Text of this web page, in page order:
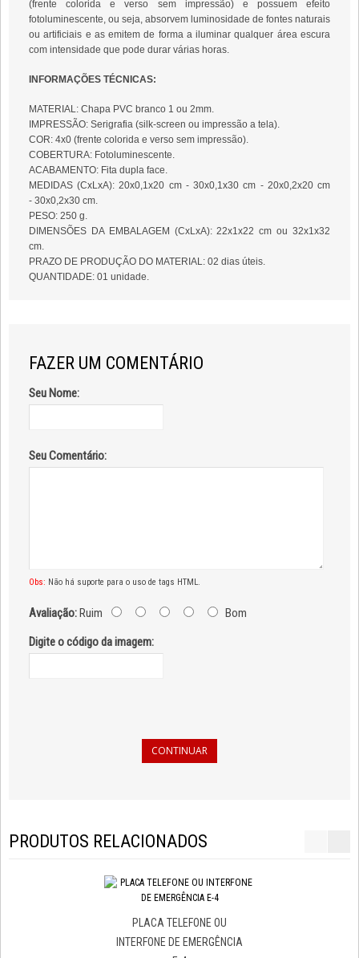
(frente colorida e verso sem impressão) e possuem efeito
fotoluminescente, ou seja, absorvem luminosidade de fontes naturais
ou artificiais e as emitem de forma a iluminar qualquer área escura
com intensidade que pode durar várias horas.
INFORMAÇÕES TÉCNICAS:
MATERIAL: Chapa PVC branco 1 ou 2mm.
IMPRESSÃO: Serigrafia (silk-screen ou impressão a tela).
COR: 4x0 (frente colorida e verso sem impressão).
COBERTURA: Fotoluminescente.
ACABAMENTO: Fita dupla face.
MEDIDAS (CxLxA): 20x0,1x20 cm - 30x0,1x30 cm - 20x0,2x20 cm
- 30x0,2x30 cm.
PESO: 250 g.
DIMENSÕES DA EMBALAGEM (CxLxA): 22x1x22 cm ou 32x1x32
cm.
PRAZO DE PRODUÇÃO DO MATERIAL: 02 dias úteis.
QUANTIDADE: 01 unidade.
FAZER UM COMENTÁRIO
Seu Nome:
Seu Comentário:
Obs: Não há suporte para o uso de tags HTML.
Avaliação:Ruim
Bom
Digite o código da imagem:
CONTINUAR
PRODUTOS RELACIONADOS
PLACA TELEFONE OU
INTERFONE DE EMERGÊNCIA